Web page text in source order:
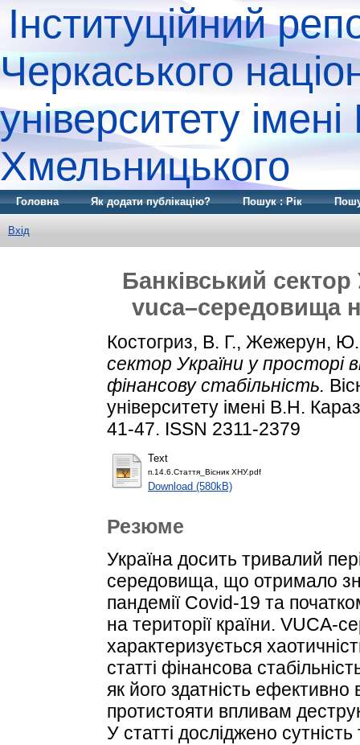
Інституційний
Черкаського
університету
Хмельницького
Головна Як додати публікацію? Пошук : Рік
Вхід
Банківський
vuca–середовища
Костогриз, В. Г., Жежерун,
сектор України у просторі
фінансову стабільність.
університету імені В.Н.
41-47. ISSN 2311-2379
Text
п.14.6.Стаття_Вісник ХНУ.pdf
Download (580kB)
Резюме
Україна досить тривалий
середовища, що отримало
пандемії Covid-19 та
на території країни. VUCA-
характеризується
статті фінансова
як його здатність ефективно
протистояти впливам
У статті досліджено